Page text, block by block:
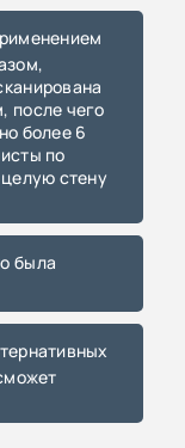
после чего
более 6
по
стену